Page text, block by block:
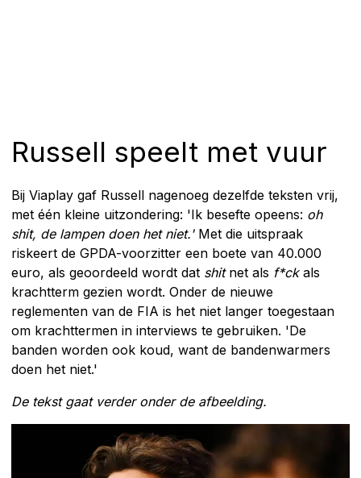
Russell speelt met vuur
Bij Viaplay gaf Russell nagenoeg dezelfde teksten vrij,
met één kleine uitzondering: 'Ik besefte opeens: oh
shit, de lampen doen het niet.' Met die uitspraak
riskeert de GPDA-voorzitter een boete van 40.000
euro, als geoordeeld wordt dat shitnet als f*ckals
krachtterm gezien wordt. Onder de nieuwe
reglementen van de FIA is het niet langer toegestaan
om krachttermen in interviews te gebruiken. 'De
banden worden ook koud, want de bandenwarmers
doen het niet.'
De tekst gaat verder onder de afbeelding.